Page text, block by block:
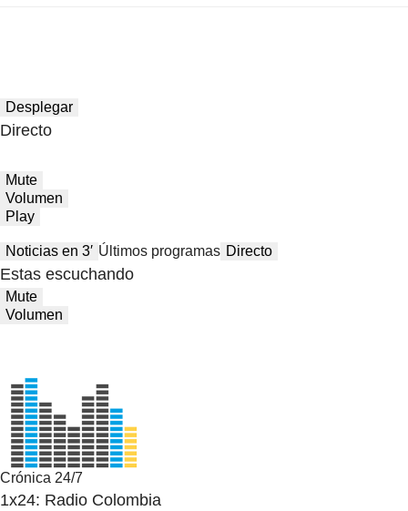
Desplegar
Directo
Mute
Volumen
Play
Noticias en 3′ Últimos programas Directo
Estas escuchando
Mute
Volumen
Crónica 24/7
1x24: Radio Colombia